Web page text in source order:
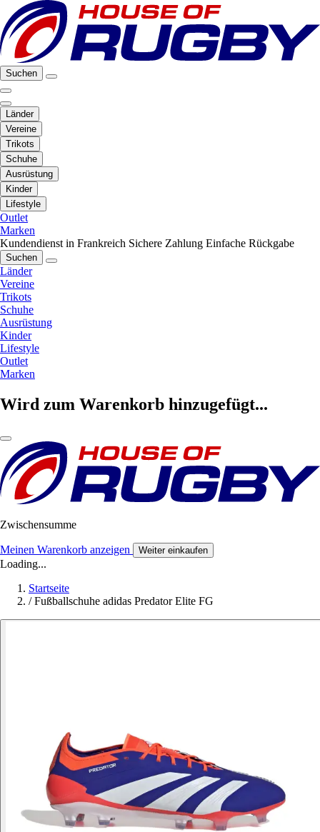
Suchen
Länder
Vereine
Trikots
Schuhe
Ausrüstung
Kinder
Lifestyle
Outlet
Marken
Kundendienst in Frankreich Sichere Zahlung Einfache Rückgabe
Suchen
Länder
Vereine
Trikots
Schuhe
Ausrüstung
Kinder
Lifestyle
Outlet
Marken
Wird zum Warenkorb hinzugefügt...
Zwischensumme
Meinen Warenkorb anzeigen Weiter einkaufen
Loading...
Startseite
/ Fußballschuhe adidas Predator Elite FG